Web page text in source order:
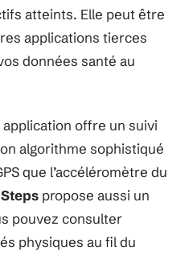
atteints. Elle peut être
applications tierces
données santé au
application offre un suivi
algorithme sophistiqué
que l’accéléromètre du
propose aussi un
pouvez consulter
physiques au fil du